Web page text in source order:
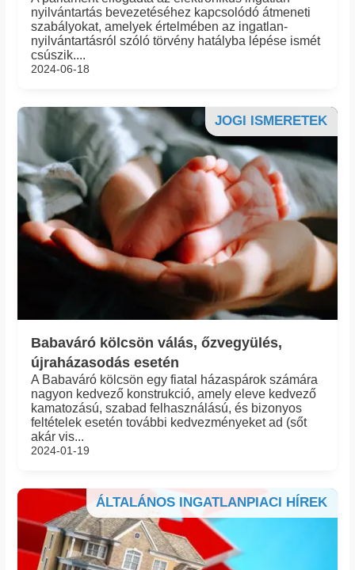
nyilvántartás bevezetéséhez kapcsolódó átmeneti
szabályokat, amelyek értelmében az ingatlan-
nyilvántartásról szóló törvény hatályba lépése ismét
csúszik....
2024-06-18
JOGI ISMERETEK
Babaváró kölcsön válás, őzvegyülés,
újraházasodás esetén
A Babaváró kölcsön egy fiatal házaspárok számára
nagyon kedvező konstrukció, amely eleve kedvező
kamatozású, szabad felhasználású, és bizonyos
feltételek esetén további kedvezményeket ad (sőt
akár vis...
2024-01-19
ÁLTALÁNOS INGATLANPIACI HÍREK